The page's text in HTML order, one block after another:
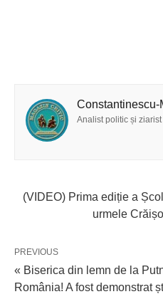
Constantinescu-
Analist politic și ziarist
(VIDEO) Prima ediție a
urmele
PREVIOUS
« Biserica din lemn de la
România! A fost demonstrat